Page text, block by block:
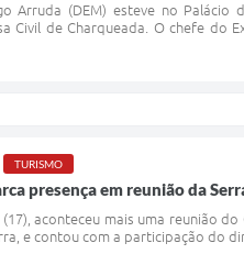
Arruda (DEM) esteve no Palácio
Civil de Charqueada. O chefe do
TURISMO
presença em reunião da
aconteceu mais uma reunião
e contou com a participação do